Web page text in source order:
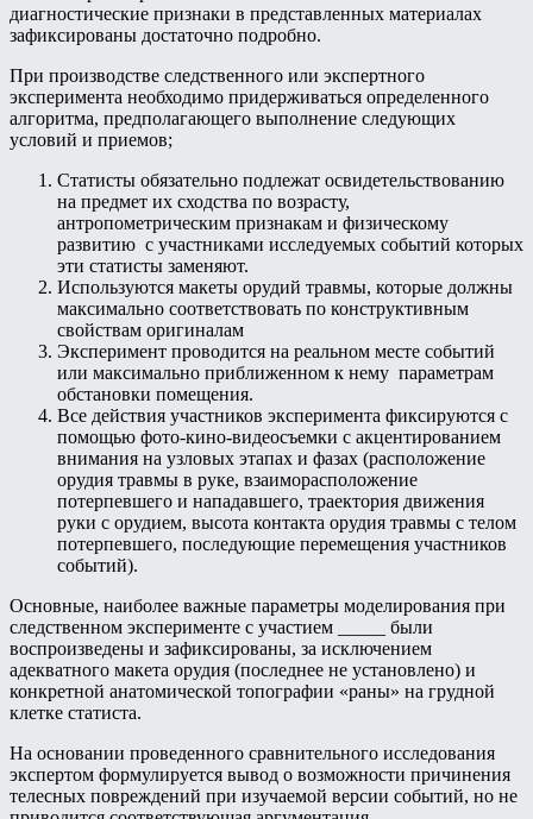
диагностические признаки в представленных материалах
зафиксированы достаточно подробно.
При производстве следственного или экспертного
эксперимента необходимо придерживаться определенного
алгоритма, предполагающего выполнение следующих
условий и приемов;
Статисты обязательно подлежат освидетельствованию
на предмет их сходства по возрасту,
антропометрическим признакам и физическому
развитию с участниками исследуемых событий которых
эти статисты заменяют.
Используются макеты орудий травмы, которые должны
максимально соответствовать по конструктивным
свойствам оригиналам
Эксперимент проводится на реальном месте событий
или максимально приближенном к нему параметрам
обстановки помещения.
Все действия участников эксперимента фиксируются с
помощью фото-кино-видеосъемки с акцентированием
внимания на узловых этапах и фазах (расположение
орудия травмы в руке, взаиморасположение
потерпевшего и нападавшего, траектория движения
руки с орудием, высота контакта орудия травмы с телом
потерпевшего, последующие перемещения участников
событий).
Основные, наиболее важные параметры моделирования при
следственном эксперименте с участием _____ были
воспроизведены и зафиксированы, за исключением
адекватного макета орудия (последнее не установлено) и
конкретной анатомической топографии «раны» на грудной
клетке статиста.
На основании проведенного сравнительного исследования
экспертом формулируется вывод о возможности причинения
телесных повреждений при изучаемой версии событий, но не